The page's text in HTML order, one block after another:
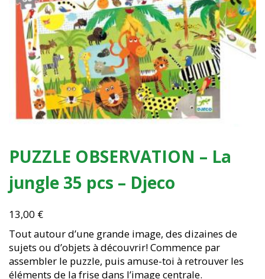
PUZZLE OBSERVATION – La
jungle 35 pcs – Djeco
13,00 €
Tout autour d’une grande image, des dizaines de
sujets ou d’objets à découvrir! Commence par
assembler le puzzle, puis amuse-toi à retrouver les
éléments de la frise dans l’image centrale.